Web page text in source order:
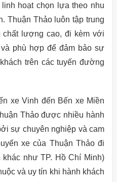
hoạt chọn lựa theo nhu
Thuận Thảo luôn tập trung
chất lượng cao, đi kèm với
phù hợp để đảm bảo sự
trên các tuyến đường
xe Vinh đến Bến xe Miền
Thảo được nhiều hành
sự chuyên nghiệp và cam
xe của Thuận Thảo đi
như TP. Hồ Chí Minh)
và uy tín khi hành khách